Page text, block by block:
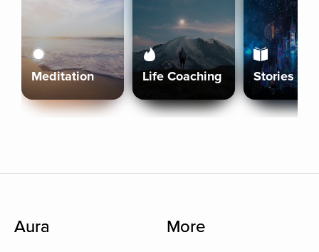
Meditation Life Coaching Stories
Aura More